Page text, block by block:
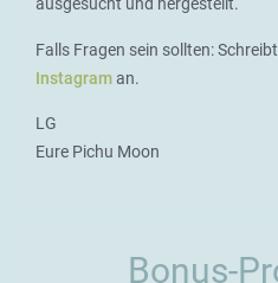
Falls Fragen sein sollten:
Instagraman.
LG
Eure Pichu Moon
Bonus-